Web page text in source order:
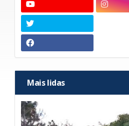
Mais lidas